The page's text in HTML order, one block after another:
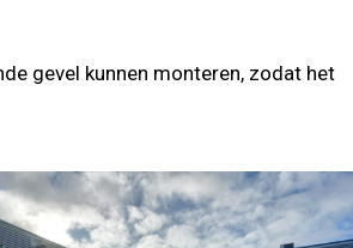
gevel kunnen monteren, zodat het